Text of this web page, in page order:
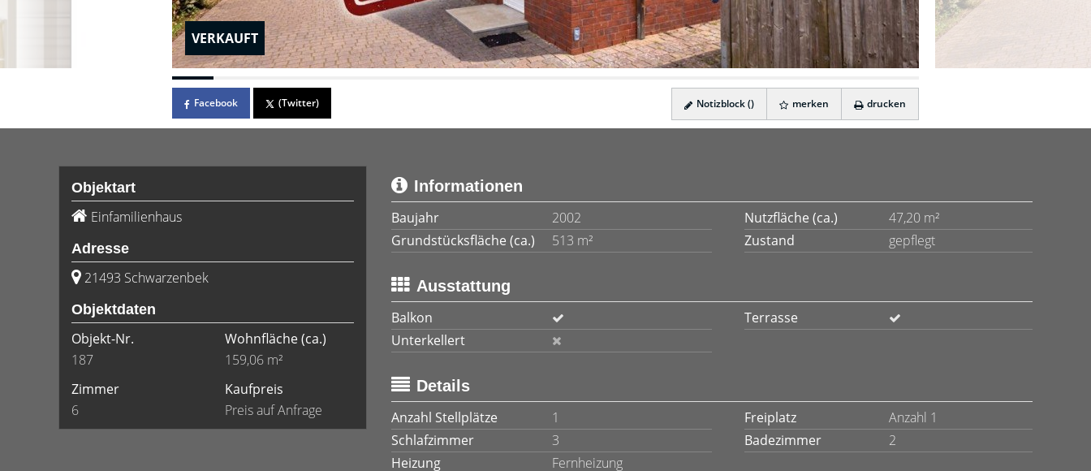
VERKAUFT
Facebook (Twitter) Notizblock () merken drucken
Objektart
Einfamilienhaus
Adresse
21493 Schwarzenbek
Objektdaten
Objekt-Nr.
187
Wohnfläche(ca.)
159,06 m²
Zimmer
6
Kaufpreis
Preis auf Anfrage
Informationen
Baujahr
2002 Nutzfläche (ca.)
47,20 m²
Grundstücksfläche (ca.)
513 m² Zustand gepflegt
Ausstattung
Balkon
Terrasse
Unterkellert
Details
Anzahl Stellplätze
1 Freiplatz
Anzahl 1
Schlafzimmer
3 Badezimmer
2
Heizung
Fernheizung